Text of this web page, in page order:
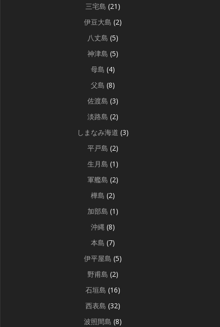
三宅島 (21)
伊豆大島 (2)
八丈島 (5)
神津島 (5)
母島 (4)
父島 (8)
佐渡島 (3)
淡路島 (2)
しまなみ海道 (3)
平戸島 (2)
生月島 (1)
軍艦島 (2)
樺島 (2)
加部島 (1)
沖縄 (8)
本島 (7)
伊平屋島 (5)
野甫島 (2)
石垣島 (16)
西表島 (32)
波照間島 (8)